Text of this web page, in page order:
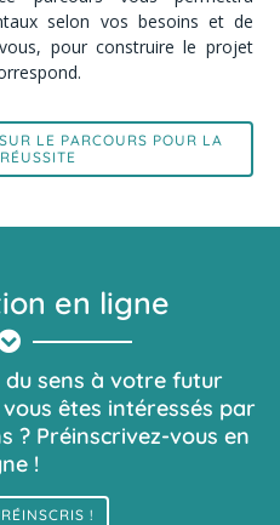
selon vos besoins et de
pour construire le projet
LE PARCOURS POUR LA
RÉUSSITE
en ligne
sens à votre futur
êtes intéressés par
? Préinscrivez-vous en
!
!